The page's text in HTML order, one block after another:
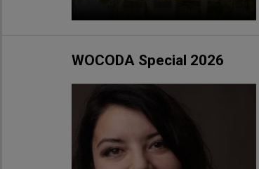
WOCODA Special 2026